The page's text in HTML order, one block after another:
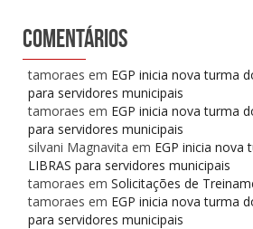
Comentários
tamoraes em EGP inicia nova turma
para servidores municipais
tamoraes em EGP inicia nova turma
para servidores municipais
silvani Magnavita em EGP inicia nova
LIBRAS para servidores municipais
tamoraes em Solicitações de
tamoraes em EGP inicia nova turma
para servidores municipais